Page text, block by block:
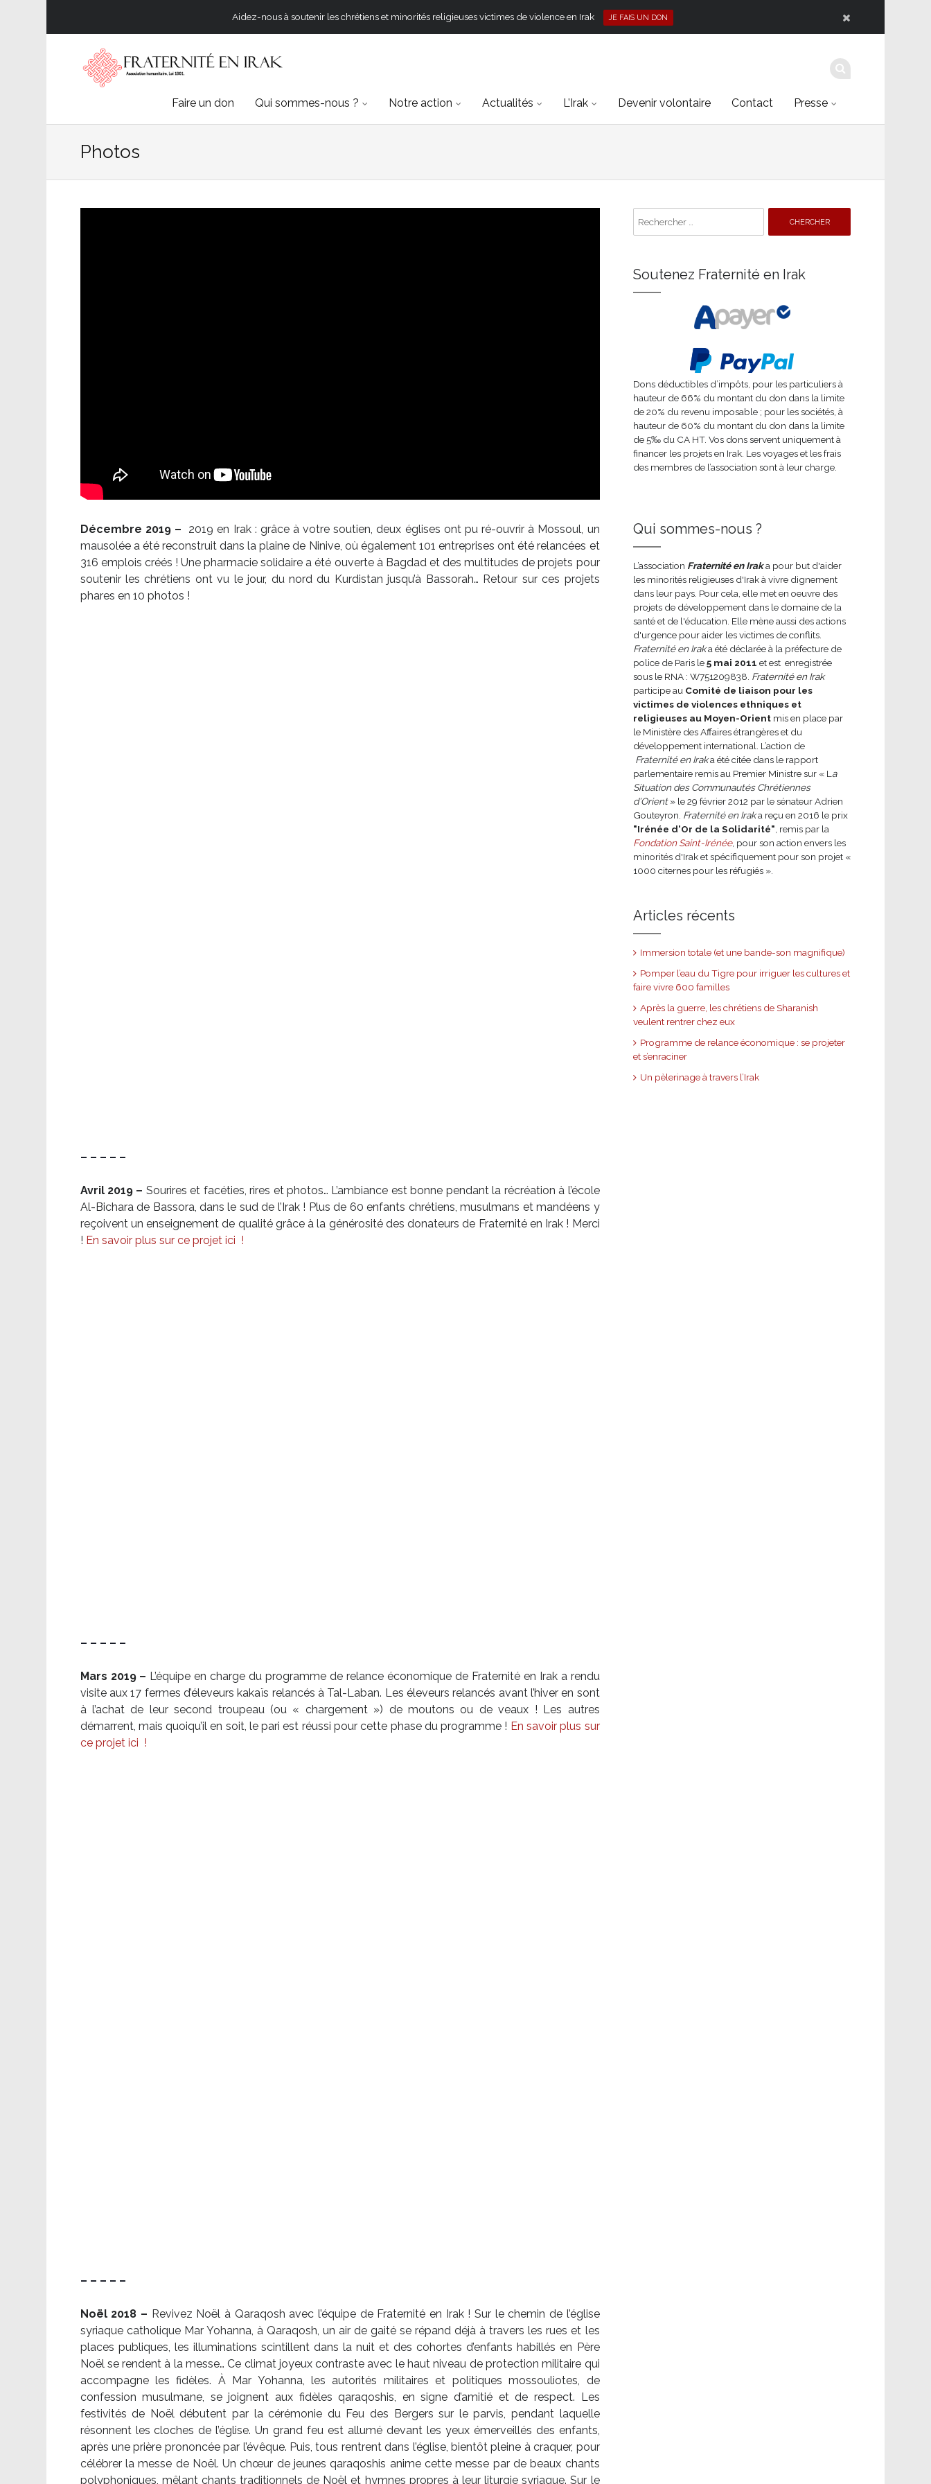
Aidez-nous à soutenir les chrétiens et minorités religieuses victimes de violence en Irak JE FAIS UN DON
Faire un don Qui sommes-nous ? Notre action Actualités L’Irak Devenir volontaire Contact Presse
Photos
Décembre 2019 – 2019 en Irak : grâce à votre soutien, deux églises ont pu ré-ouvrir à Mossoul, un
mausolée a été reconstruit dans la plaine de Ninive, où également 101 entreprises ont été relancées et
316 emplois créés ! Une pharmacie solidaire a été ouverte à Bagdad et des multitudes de projets pour
soutenir les chrétiens ont vu le jour, du nord du Kurdistan jusqu’à Bassorah… Retour sur ces projets
phares en 10 photos !
– – – – –
Avril 2019 – Sourires et facéties, rires et photos… L’ambiance est bonne pendant la récréation à l’école
Al-Bichara de Bassora, dans le sud de l’Irak ! Plus de 60 enfants chrétiens, musulmans et mandéens y
reçoivent un enseignement de qualité grâce à la générosité des donateurs de Fraternité en Irak ! Merci
! En savoir plus sur ce projet ici !
– – – – –
Mars 2019 – L’équipe en charge du programme de relance économique de Fraternité en Irak a rendu
visite aux 17 fermes d’éleveurs kakaïs relancés à Tal-Laban. Les éleveurs relancés avant l’hiver en sont
à l’achat de leur second troupeau (ou « chargement ») de moutons ou de veaux ! Les autres
démarrent, mais quoiqu’il en soit, le pari est réussi pour cette phase du programme ! En savoir plus sur
ce projet ici !
– – – – –
Noël 2018 – Revivez Noël à Qaraqosh avec l’équipe de Fraternité en Irak ! Sur le chemin de l’église
syriaque catholique Mar Yohanna, à Qaraqosh, un air de gaité se répand déjà à travers les rues et les
places publiques, les illuminations scintillent dans la nuit et des cohortes d’enfants habillés en Père
Noël se rendent à la messe… Ce climat joyeux contraste avec le haut niveau de protection militaire qui
accompagne les fidèles. À Mar Yohanna, les autorités militaires et politiques mossouliotes, de
confession musulmane, se joignent aux fidèles qaraqoshis, en signe d’amitié et de respect. Les
festivités de Noël débutent par la cérémonie du Feu des Bergers sur le parvis, pendant laquelle
résonnent les cloches de l’église. Un grand feu est allumé devant les yeux émerveillés des enfants,
après une prière prononcée par l’évêque. Puis, tous rentrent dans l’église, bientôt pleine à craquer, pour
célébrer la messe de Noël. Un chœur de jeunes qaraqoshis anime cette messe par de beaux chants
polyphoniques, mêlant chants traditionnels de Noël et hymnes propres à leur liturgie syriaque. Sur le
Soutenez Fraternité en Irak
Dons déductibles d’impôts, pour les particuliers à
hauteur de 66% du montant du don dans la limite
de 20% du revenu imposable ; pour les sociétés, à
hauteur de 60% du montant du don dans la limite
de 5‰ du CA HT. Vos dons servent uniquement à
financer les projets en Irak. Les voyages et les frais
des membres de l’association sont à leur charge.
Qui sommes-nous ?
L’association Fraternité en Iraka pour but d'aider
les minorités religieuses d'Irak à vivre dignement
dans leur pays. Pour cela, elle met en oeuvre des
projets de développement dans le domaine de la
santé et de l'éducation. Elle mène aussi des actions
d'urgence pour aider les victimes de conflits.
Fraternité en Iraka été déclarée à la préfecture de
police de Paris le5 mai 2011 et est enregistrée
sous le RNA : W751209838. Fraternité en Irak
participe au Comité de liaison pour les
victimes de violences ethniques et
religieuses au Moyen-Orientmis en place par
le Ministère des Affaires étrangères et du
développement international. L’action de
Fraternité en Iraka été citée dans le rapport
parlementaire remis au Premier Ministre sur « L a
Situation des Communautés Chrétiennes
d’Orient» le 29 février 2012 par le sénateur Adrien
Gouteyron. Fraternité en Iraka reçu en 2016 le prix
"Irénée d'Or de la Solidarité" , remis par la
Fondation Saint-Irénée, pour son action envers les
minorités d'Irak et spécifiquement pour son projet «
1000 citernes pour les réfugiés ».
Articles récents
Immersion totale (et une bande-son magnifique)
Pomper l’eau du Tigre pour irriguer les cultures et
faire vivre 600 familles
Après la guerre, les chrétiens de Sharanish
veulent rentrer chez eux
Programme de relance économique : se projeter
et s’enraciner
Un pèlerinage à travers l’Irak